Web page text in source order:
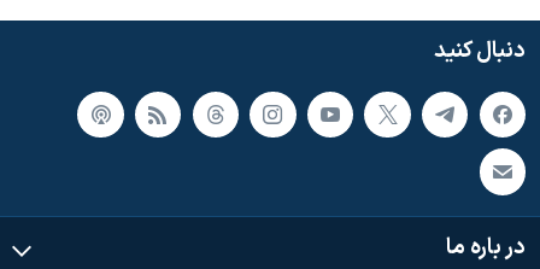
دنبال کنید
در باره ما